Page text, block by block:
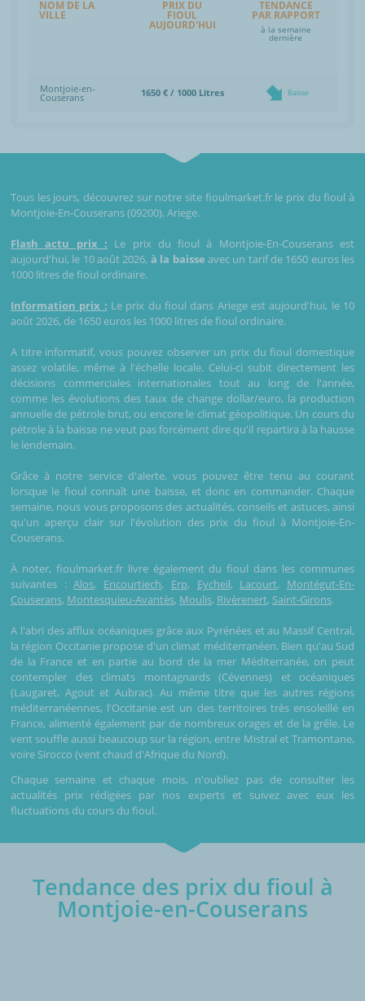
NOM DE LA
VILLE
PRIX DU
FIOUL
AUJOURD'HUI
TENDANCE
PAR RAPPORT
à la semaine
dernière
Montjoie-en-
Couserans 1650 € / 1000 Litres Baisse
Tous les jours, découvrez sur notre site fioulmarket.fr le prix du fioul à
Montjoie-En-Couserans (09200), Ariege.
Flash actu prix : Le prix du fioul à Montjoie-En-Couserans est
aujourd'hui, le 10 août 2026, à la baisse avec un tarif de 1650 euros les
1000 litres de fioul ordinaire.
Information prix : Le prix du fioul dans Ariege est aujourd'hui, le 10
août 2026, de 1650 euros les 1000 litres de fioul ordinaire.
A titre informatif, vous pouvez observer un prix du fioul domestique
assez volatile, même à l'échelle locale. Celui-ci subit directement les
décisions commerciales internationales tout au long de l'année,
comme les évolutions des taux de change dollar/euro, la production
annuelle de pétrole brut, ou encore le climat géopolitique. Un cours du
pétrole à la baisse ne veut pas forcément dire qu'il repartira à la hausse
le lendemain.
Grâce à notre service d'alerte, vous pouvez être tenu au courant
lorsque le fioul connaît une baisse, et donc en commander. Chaque
semaine, nous vous proposons des actualités, conseils et astuces, ainsi
qu'un aperçu clair sur l'évolution des prix du fioul à Montjoie-En-
Couserans.
À noter, fioulmarket.fr livre également du fioul dans les communes
suivantes :Alos, Encourtiech, Erp, Eycheil, Lacourt, Montégut-En-
Couserans, Montesquieu-Avantès, Moulis, Rivèrenert, Saint-Girons.
A l'abri des afflux océaniques grâce aux Pyrénées et au Massif Central,
la région Occitanie propose d'un climat méditerranéen. Bien qu'au Sud
de la France et en partie au bord de la mer Méditerranée, on peut
contempler des climats montagnards (Cévennes) et océaniques
(Laugaret, Agout et Aubrac). Au même titre que les autres régions
méditerranéennes, l'Occitanie est un des territoires très ensoleillé en
France, alimenté également par de nombreux orages et de la grêle. Le
vent souffle aussi beaucoup sur la région, entre Mistral et Tramontane,
voire Sirocco (vent chaud d'Afrique du Nord).
Chaque semaine et chaque mois, n'oubliez pas de consulter les
actualités prix rédigées par nos experts et suivez avec eux les
fluctuations du cours du fioul.
Tendance des prix du fioul à
Montjoie-en-Couserans